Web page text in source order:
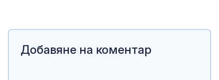
Добавяне на коментар